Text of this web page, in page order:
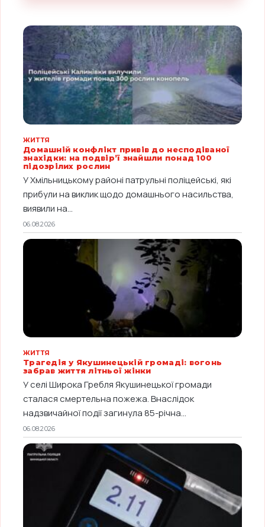
ЖИТТЯ
Домашній конфлікт привів до несподіваної
знахідки: на подвір’ї знайшли понад 100
підозрілих рослин
У Хмільницькому районі патрульні поліцейські, які
прибули на виклик щодо домашнього насильства,
виявили на...
06.08.2026
ЖИТТЯ
Трагедія у Якушинецькій громаді: вогонь
забрав життя літньої жінки
У селі Широка Гребля Якушинецької громади
сталася смертельна пожежа. Внаслідок
надзвичайної події загинула 85-річна...
06.08.2026